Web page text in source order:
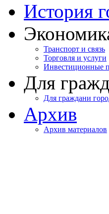
История
Транспорт и связь
Торговля и услуги
Инвестиционные
Для
Для граждани
Архив
Архив материалов